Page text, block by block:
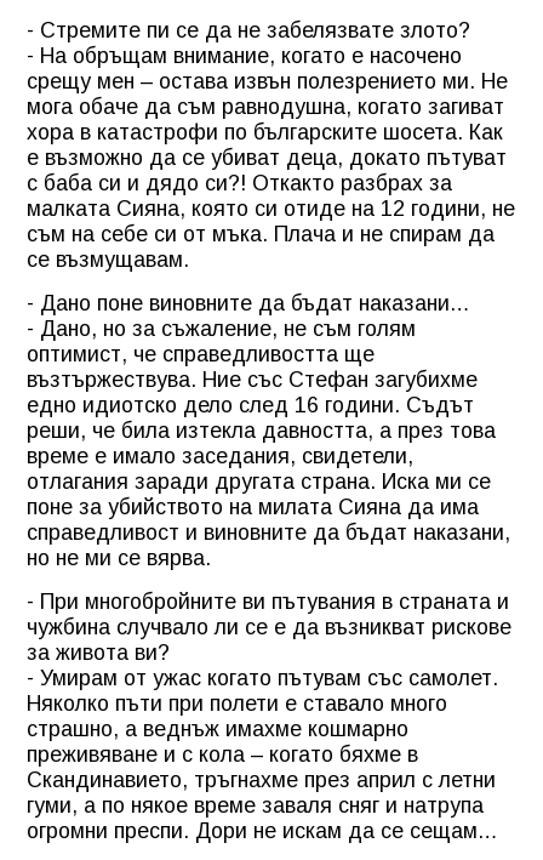
- Стремите пи се да не забелязвате злото?
- На обръщам внимание, когато е насочено
срещу мен – остава извън полезрението ми. Не
мога обаче да съм равнодушна, когато загиват
хора в катастрофи по българските шосета. Как
е възможно да се убиват деца, докато пътуват
с баба си и дядо си?! Откакто разбрах за
малката Сияна, която си отиде на 12 години, не
съм на себе си от мъка. Плача и не спирам да
се възмущавам.
- Дано поне виновните да бъдат наказани…
- Дано, но за съжаление, не съм голям
оптимист, че справедливостта ще
възтържествува. Ние със Стефан загубихме
едно идиотско дело след 16 години. Съдът
реши, че била изтекла давността, а през това
време е имало заседания, свидетели,
отлагания заради другата страна. Иска ми се
поне за убийството на милата Сияна да има
справедливост и виновните да бъдат наказани,
но не ми се вярва.
- При многобройните ви пътувания в страната и
чужбина случвало ли се е да възникват рискове
за живота ви?
- Умирам от ужас когато пътувам със самолет.
Няколко пъти при полети е ставало много
страшно, а веднъж имахме кошмарно
преживяване и с кола – когато бяхме в
Скандинавието, тръгнахме през април с летни
гуми, а по някое време заваля сняг и натрупа
огромни преспи. Дори не искам да се сещам…